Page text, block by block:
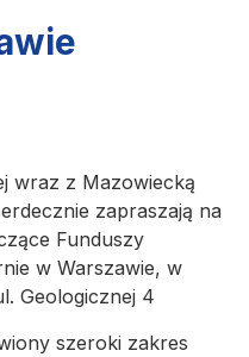
wraz z Mazowiecką
zapraszają na
Funduszy
w Warszawie, w
Geologicznej 4
szeroki zakres